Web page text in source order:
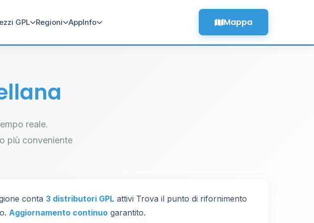
GPL Regioni AppInfo Mappa
reale.
più conveniente
conta 3 distributori GPL attivi Trova il punto di rifornimento
Aggiornamento continuo garantito.